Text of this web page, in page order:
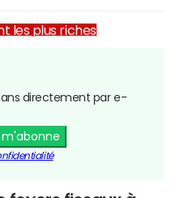
les plus riches
directement par e-
m'abonne